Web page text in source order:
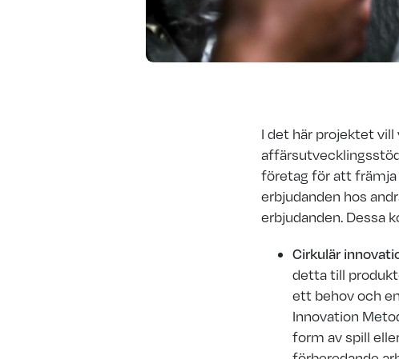
I det här projektet
företag för att
erbjudanden hos
erbjudanden. Dessa
Cirkulär
detta till
ett behov och
Innovation​
form av spill